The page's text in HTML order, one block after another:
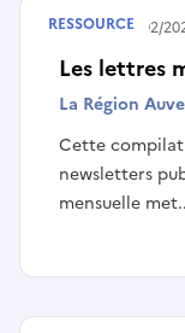
Les lettres
La Région
Cette
newsletters
mensuelle
Publié le03/02/
RESSOURCE